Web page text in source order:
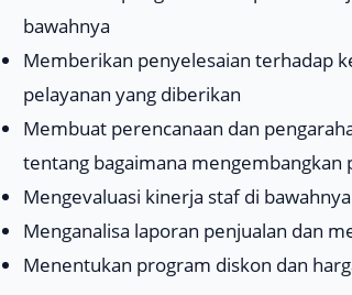
bawahnya
Memberikan penyelesaian terhadap
pelayanan yang diberikan
Membuat perencanaan dan
tentang bagaimana mengembangkan
Mengevaluasi kinerja staf di bawahnya
Menganalisa laporan penjualan dan
Menentukan program diskon dan